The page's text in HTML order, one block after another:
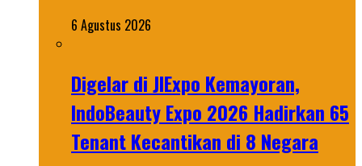
6 Agustus 2026
Digelar di JIExpo Kemayoran,
IndoBeauty Expo 2026 Hadirkan 65
Tenant Kecantikan di 8 Negara